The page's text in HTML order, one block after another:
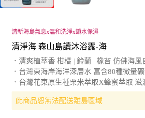
清新海島氣息x溫和洗淨x鎖水保濕
清淨海 森山島讀沐浴露-海
．清爽植萃香 柑橘 | 鈴蘭 | 橡苔 仿佛海風
．台灣東海岸海洋深層水 富含80種微量
．台灣花東原生種栗米萃取X蜂蜜萃取 滋
此商品恕無法配送離島區域